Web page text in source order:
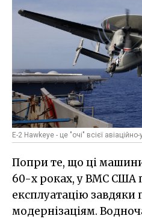
E-2 Hawkeye - це "очі" всієї
Попри те, що ці
60-х роках, у ВМС США
експлуатацію завдяки
модернізаціям.